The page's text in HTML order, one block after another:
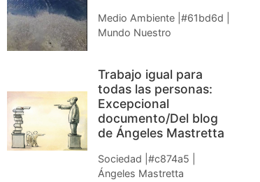
Medio Ambiente |#61bd6d |
Mundo Nuestro
Trabajo igual para
todas las personas:
Excepcional
documento/Del blog
de Ángeles Mastretta
Sociedad |#c874a5 |
Ángeles Mastretta